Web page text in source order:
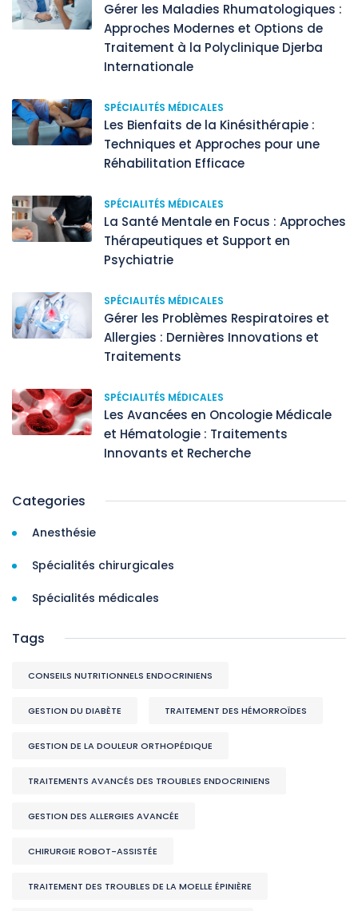
Gérer les Maladies Rhumatologiques :
Approches Modernes et Options de
Traitement à la Polyclinique Djerba
Internationale
SPÉCIALITÉS MÉDICALES
Les Bienfaits de la Kinésithérapie :
Techniques et Approches pour une
Réhabilitation Efficace
SPÉCIALITÉS MÉDICALES
La Santé Mentale en Focus : Approches
Thérapeutiques et Support en
Psychiatrie
SPÉCIALITÉS MÉDICALES
Gérer les Problèmes Respiratoires et
Allergies : Dernières Innovations et
Traitements
SPÉCIALITÉS MÉDICALES
Les Avancées en Oncologie Médicale
et Hématologie : Traitements
Innovants et Recherche
Categories
Anesthésie
Spécialités chirurgicales
Spécialités médicales
Tags
CONSEILS NUTRITIONNELS ENDOCRINIENS
GESTION DU DIABÈTE TRAITEMENT DES HÉMORROÏDES
GESTION DE LA DOULEUR ORTHOPÉDIQUE
TRAITEMENTS AVANCÉS DES TROUBLES ENDOCRINIENS
GESTION DES ALLERGIES AVANCÉE
CHIRURGIE ROBOT-ASSISTÉE
TRAITEMENT DES TROUBLES DE LA MOELLE ÉPINIÈRE